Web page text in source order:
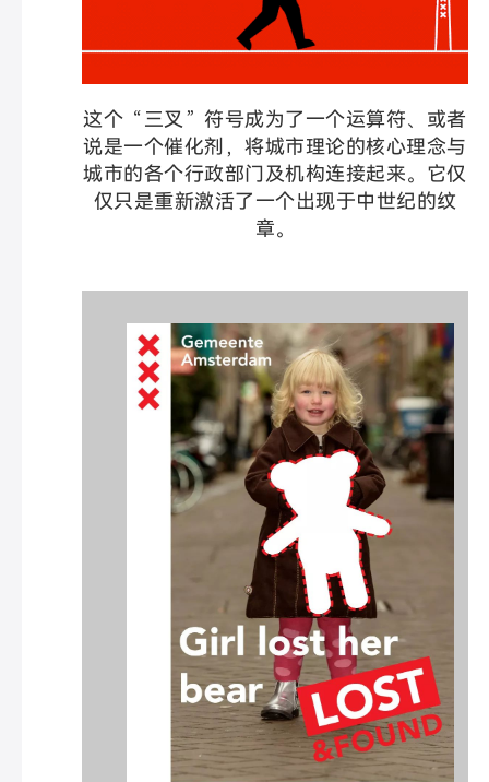
这个“三叉”符号成为了一个运算符、或者
说是一个催化剂，将城市理论的核心理念与
城市的各个行政部门及机构连接起来。它仅
仅只是重新激活了一个出现于中世纪的纹
章。